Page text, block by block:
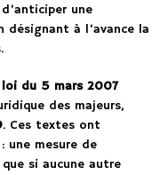
une
désignant à l’avance la
loi du 5 mars 2007
des majeurs,
. Ces textes ont
une mesure de
si aucune autre